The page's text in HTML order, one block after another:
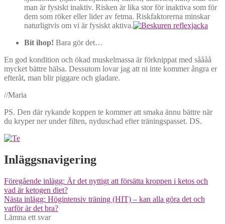
man är fysiskt inaktiv. Risken är lika stor för inaktiva som för
dem som röker eller lider av fetma. Riskfaktorerna minskar
naturligtvis om vi är fysiskt aktiva.
Bit ihop! Bara gör det…
En god kondition och ökad muskelmassa är förknippat med såååå
mycket bättre hälsa. Dessutom lovar jag att ni inte kommer ångra er
efteråt, man blir piggare och gladare.
//Maria
PS. Den där rykande koppen te kommer att smaka ännu bättre när
du kryper ner under filten, nyduschad efter träningspasset. DS.
Inläggsnavigering
Föregående inlägg: Är det nyttigt att försätta kroppen i ketos och
vad är ketogen diet?
Nästa inlägg: Högintensiv träning (HIT) – kan alla göra det och
varför är det bra?
Lämna ett svar